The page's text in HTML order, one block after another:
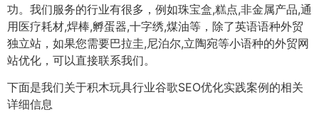
功。我们服务的行业有很多，例如珠宝盒,糕点,非金属产品,通
用医疗耗材,焊棒,孵蛋器,十字绣,煤油等，除了英语语种外贸
独立站，如果您需要巴拉圭,尼泊尔,立陶宛等小语种的外贸网
站优化，可以直接联系我们。
下面是我们关于积木玩具行业谷歌SEO优化实践案例的相关
详细信息